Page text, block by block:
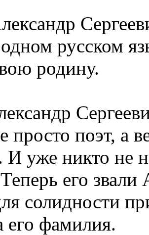
русском
родину.
просто поэт, а
И уже никто не
его звали
солидности
его фамилия.